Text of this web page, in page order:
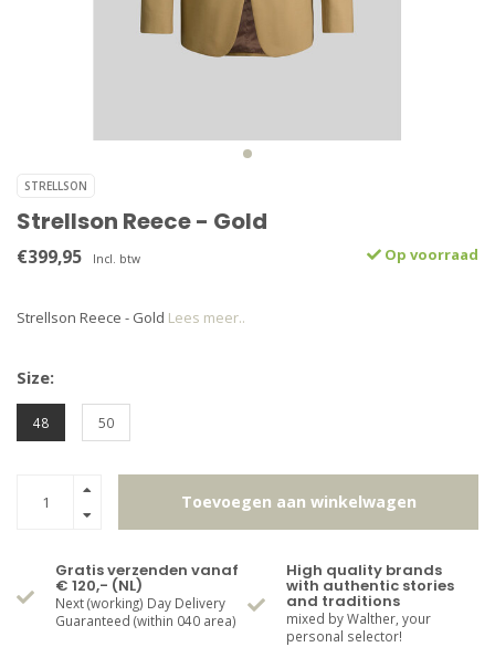
STRELLSON
Strellson Reece - Gold
€399,95 Incl. btw Op voorraad
Strellson Reece - Gold Lees meer..
Size:
48 50
Toevoegen aan winkelwagen
Gratis verzenden vanaf
€ 120,- (NL)
Next (working) Day Delivery
Guaranteed (within 040 area)
High quality brands
with authentic stories
and traditions
mixed by Walther, your
personal selector!